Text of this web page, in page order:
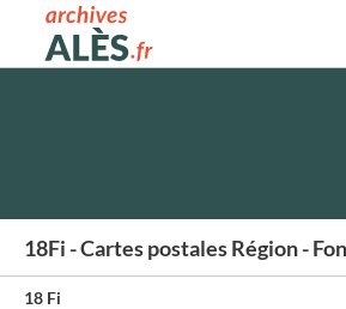
Archives municipales d'Alès
18Fi - Cartes postales Région -
18 Fi